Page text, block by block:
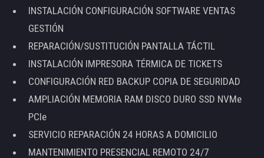
INSTALACIÓN CONFIGURACIÓN SOFTWARE VENTAS
GESTIÓN
REPARACIÓN/SUSTITUCIÓN PANTALLA TÁCTIL
INSTALACIÓN IMPRESORA TÉRMICA DE TICKETS
CONFIGURACIÓN RED BACKUP COPIA DE SEGURIDAD
AMPLIACIÓN MEMORIA RAM DISCO DURO SSD NVMe
PCIe
SERVICIO REPARACIÓN 24 HORAS A DOMICILIO
MANTENIMIENTO PRESENCIAL REMOTO 24/7